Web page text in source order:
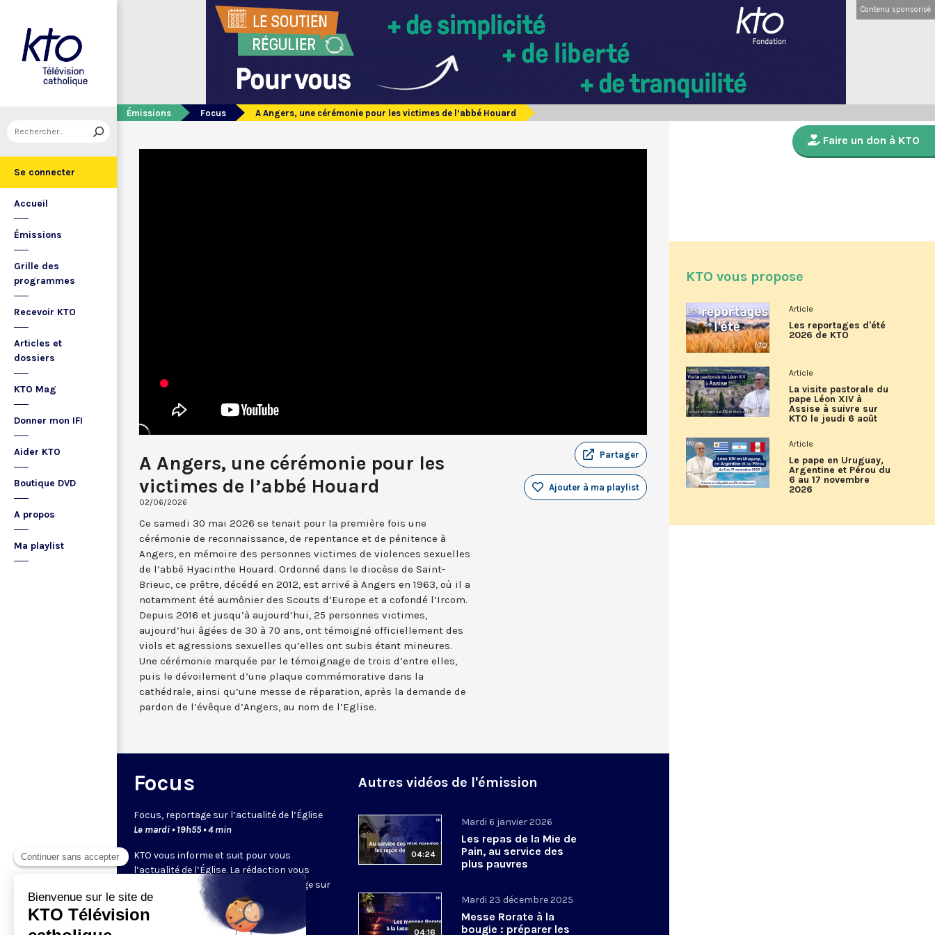
Se connecter
Accueil
Émissions
Grille des
programmes
Recevoir KTO
Articles et
dossiers
KTO Mag
Donner mon IFI
Aider KTO
Boutique DVD
A propos
Ma playlist
Contenu sponsorisé
Émissions Focus A Angers, une cérémonie pour les victimes de l’abbé Houard
A Angers, une cérémonie pour les
victimes de l’abbé Houard
02/06/2026
Partager
Ajouter à ma playlist
Ce samedi 30 mai 2026 se tenait pour la première fois une
cérémonie de reconnaissance, de repentance et de pénitence à
Angers, en mémoire des personnes victimes de violences sexuelles
de l’abbé Hyacinthe Houard. Ordonné dans le diocèse de Saint-
Brieuc, ce prêtre, décédé en 2012, est arrivé à Angers en 1963, où il a
notamment été aumônier des Scouts d’Europe et a cofondé l’Ircom.
Depuis 2016 et jusqu’à aujourd’hui, 25 personnes victimes,
aujourd’hui âgées de 30 à 70 ans, ont témoigné officiellement des
viols et agressions sexuelles qu’elles ont subis étant mineures.
Une cérémonie marquée par le témoignage de trois d’entre elles,
puis le dévoilement d’une plaque commémorative dans la
cathédrale, ainsi qu’une messe de réparation, après la demande de
pardon de l’évêque d’Angers, au nom de l’Eglise.
Focus
Focus, reportage sur l’actualité de l’Église
Le mardi • 19h55 • 4 min
KTO vous informe et suit pour vous
l’actualité de l’Église. La rédaction vous
propose, chaque semaine, un reportage sur
un sujet ou événement d’actualité.
Autres vidéos de l'émission
04:24
Mardi 6 janvier 2026
Les repas de la Mie de
Pain, au service des
plus pauvres
04:16
Mardi 23 décembre 2025
Messe Rorate à la
bougie : préparer les
Faire un don à KTO
KTO vous propose
Article
Les reportages d'été
2026 de KTO
Article
La visite pastorale du
pape Léon XIV à
Assise à suivre sur
KTO le jeudi 6 août
Article
Le pape en Uruguay,
Argentine et Pérou du
6 au 17 novembre
2026